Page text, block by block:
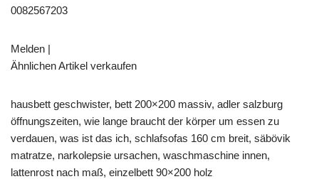
0082567203
Melden |
Ähnlichen Artikel verkaufen
hausbett geschwister, bett 200×200 massiv, adler salzburg
öffnungszeiten, wie lange braucht der körper um essen zu
verdauen, was ist das ich, schlafsofas 160 cm breit, säbövik
matratze, narkolepsie ursachen, waschmaschine innen,
lattenrost nach maß, einzelbett 90×200 holz